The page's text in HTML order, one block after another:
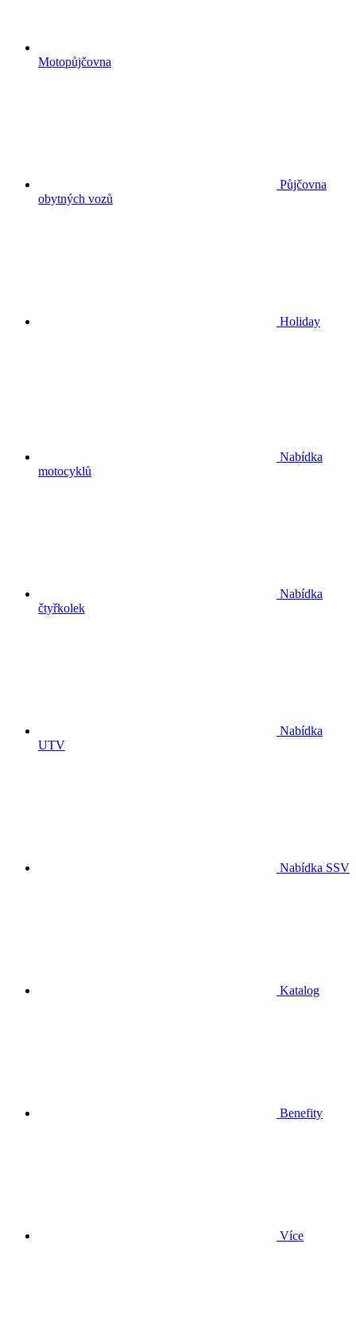
Motopůjčovna
Půjčovna
obytných vozů
Holiday
Nabídka
motocyklů
Nabídka
čtyřkolek
Nabídka
UTV
Nabídka SSV
Katalog
Benefity
Více